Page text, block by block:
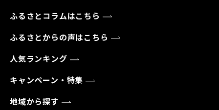
ふるさとコラムはこちら
ふるさとからの声はこちら
人気ランキング
キャンペーン・特集
地域から探す